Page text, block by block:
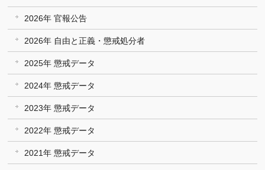
2026年 官報公告
2026年 自由と正義・懲戒処分者
2025年 懲戒データ
2024年 懲戒データ
2023年 懲戒データ
2022年 懲戒データ
2021年 懲戒データ